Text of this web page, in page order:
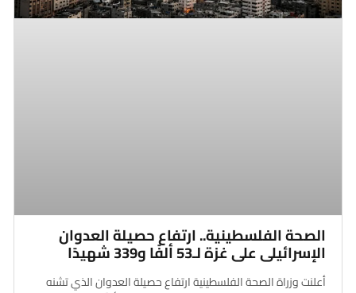
الصحة الفلسطينية.. ارتفاع حصيلة العدوان
الإسرائيلى على غزة لـ53 ألفًا و339 شهيدًا
أعلنت وزراة الصحة الفلسطينية ارتفاع حصيلة العدوان الذي تشنه